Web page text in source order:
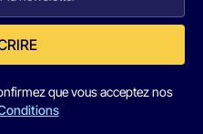
que vous acceptez nos